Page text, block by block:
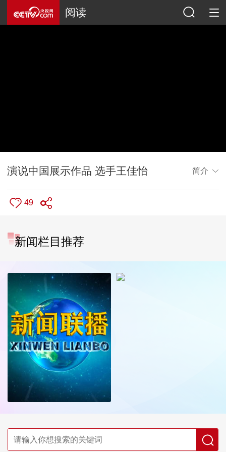
阅读
演说中国展示作品 选手王佳怡 简介
49
新闻栏目推荐